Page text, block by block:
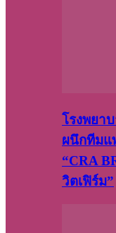
โรงพยา
ผนึกทีมแ
“CRA
วิตเฟิร์ม”